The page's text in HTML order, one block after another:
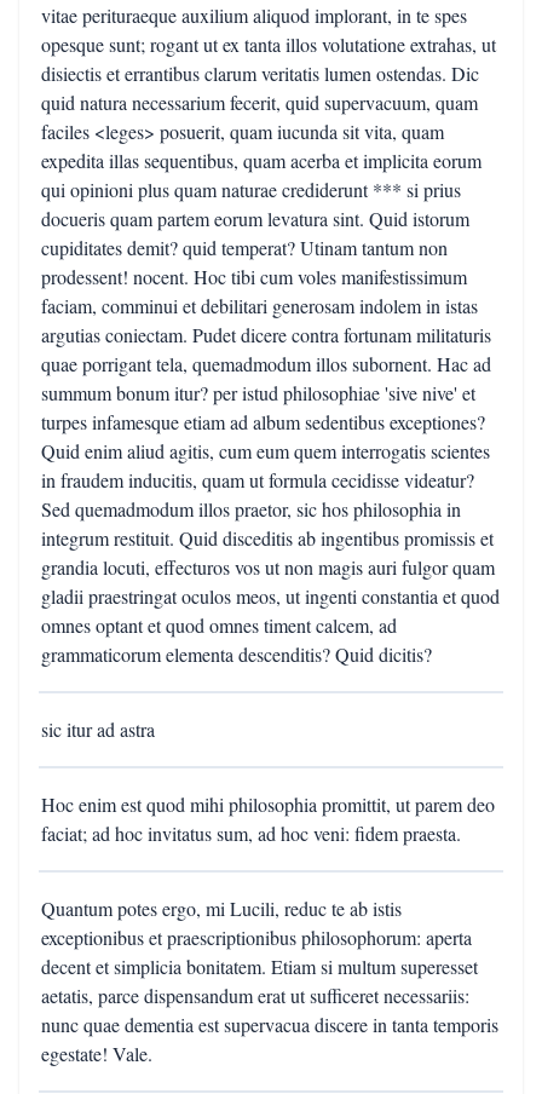
vitae perituraeque auxilium aliquod implorant, in te spes
opesque sunt; rogant ut ex tanta illos volutatione extrahas, ut
disiectis et errantibus clarum veritatis lumen ostendas. Dic
quid natura necessarium fecerit, quid supervacuum, quam
faciles <leges> posuerit, quam iucunda sit vita, quam
expedita illas sequentibus, quam acerba et implicita eorum
qui opinioni plus quam naturae crediderunt *** si prius
docueris quam partem eorum levatura sint. Quid istorum
cupiditates demit? quid temperat? Utinam tantum non
prodessent! nocent. Hoc tibi cum voles manifestissimum
faciam, comminui et debilitari generosam indolem in istas
argutias coniectam. Pudet dicere contra fortunam militaturis
quae porrigant tela, quemadmodum illos subornent. Hac ad
summum bonum itur? per istud philosophiae 'sive nive' et
turpes infamesque etiam ad album sedentibus exceptiones?
Quid enim aliud agitis, cum eum quem interrogatis scientes
in fraudem inducitis, quam ut formula cecidisse videatur?
Sed quemadmodum illos praetor, sic hos philosophia in
integrum restituit. Quid disceditis ab ingentibus promissis et
grandia locuti, effecturos vos ut non magis auri fulgor quam
gladii praestringat oculos meos, ut ingenti constantia et quod
omnes optant et quod omnes timent calcem, ad
grammaticorum elementa descenditis? Quid dicitis?
sic itur ad astra
Hoc enim est quod mihi philosophia promittit, ut parem deo
faciat; ad hoc invitatus sum, ad hoc veni: fidem praesta.
Quantum potes ergo, mi Lucili, reduc te ab istis
exceptionibus et praescriptionibus philosophorum: aperta
decent et simplicia bonitatem. Etiam si multum superesset
aetatis, parce dispensandum erat ut sufficeret necessariis:
nunc quae dementia est supervacua discere in tanta temporis
egestate! Vale.